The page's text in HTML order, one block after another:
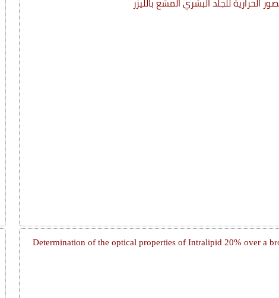
الحرارية للجلد البشري المشع بالليزر
Determination of the optical properties of Intralipid 20% over a